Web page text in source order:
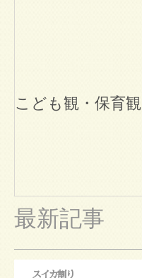
こども観・保育観
最新記事
スイカ割り